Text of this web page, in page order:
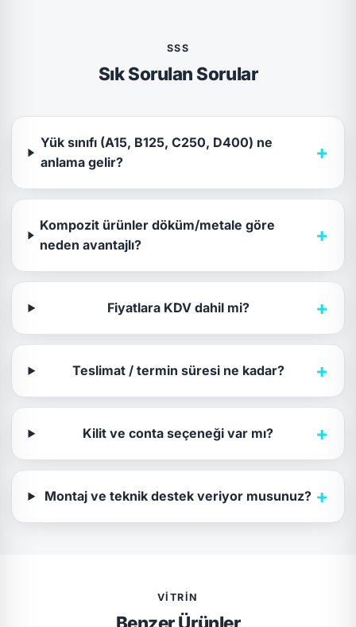
SSS
Sık Sorulan Sorular
Yük sınıfı (A15, B125, C250, D400) ne
anlama gelir?
+
Kompozit ürünler döküm/metale göre
neden avantajlı?
+
Fiyatlara KDV dahil mi? +
Teslimat / termin süresi ne kadar? +
Kilit ve conta seçeneği var mı? +
Montaj ve teknik destek veriyor musunuz? +
VITRIN